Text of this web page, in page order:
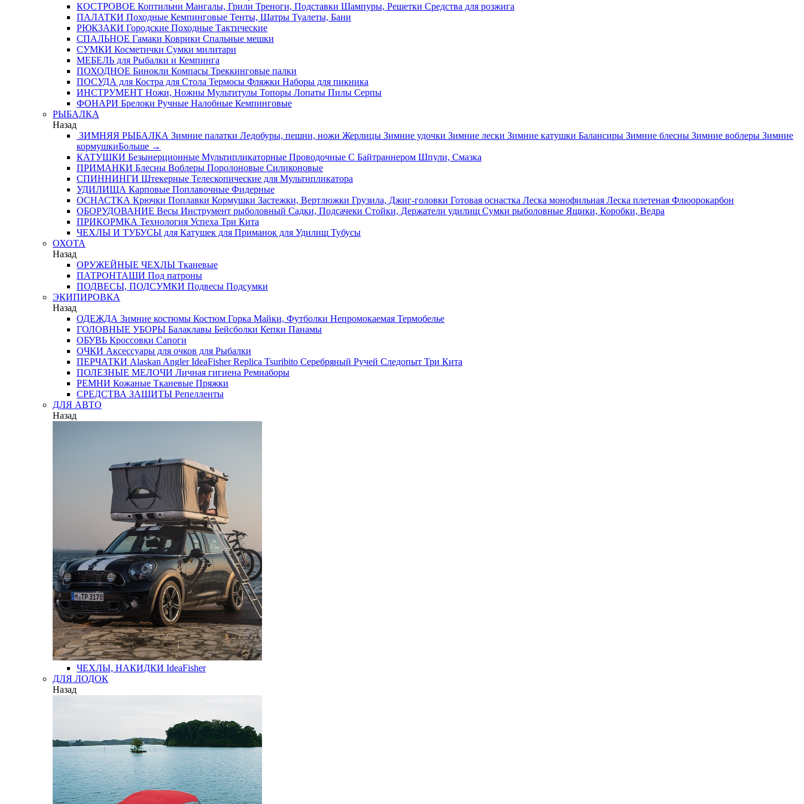
КОСТРОВОЕ Коптильни Мангалы, Грили Треноги, Подставки Шампуры, Решетки Средства для розжига
ПАЛАТКИ Походные Кемпинговые Тенты, Шатры Туалеты, Бани
РЮКЗАКИ Городские Походные Тактические
СПАЛЬНОЕ Гамаки Коврики Спальные мешки
СУМКИ Косметички Сумки милитари
МЕБЕЛЬ для Рыбалки и Кемпинга
ПОХОДНОЕ Бинокли Компасы Треккинговые палки
ПОСУДА для Костра для Стола Термосы Фляжки Наборы для пикника
ИНСТРУМЕНТ Ножи, Ножны Мультитулы Топоры Лопаты Пилы Серпы
ФОНАРИ Брелоки Ручные Налобные Кемпинговые
РЫБАЛКА
Назад
ЗИМНЯЯ РЫБАЛКА Зимние палатки Ледобуры, пешни, ножи Жерлицы Зимние удочки Зимние лески Зимние катушки Балансиры Зимние блесны Зимние воблеры Зимние
кормушкиБольше →
КАТУШКИ Безынерционные Мультипликаторные Проводочные С Байтраннером Шпули, Смазка
ПРИМАНКИ Блесны Воблеры Поролоновые Силиконовые
СПИННИНГИ Штекерные Телескопические для Мультипликатора
УДИЛИЩА Карповые Поплавочные Фидерные
ОСНАСТКА Крючки Поплавки Кормушки Застежки, Вертлюжки Грузила, Джиг-головки Готовая оснастка Леска монофильная Леска плетеная Флюорокарбон
ОБОРУДОВАНИЕ Весы Инструмент рыболовный Садки, Подсачеки Стойки, Держатели удилищ Сумки рыболовные Ящики, Коробки, Ведра
ПРИКОРМКА Технология Успеха Три Кита
ЧЕХЛЫ И ТУБУСЫ для Катушек для Приманок для Удилищ Тубусы
ОХОТА
Назад
ОРУЖЕЙНЫЕ ЧЕХЛЫ Тканевые
ПАТРОНТАШИ Под патроны
ПОДВЕСЫ, ПОДСУМКИ Подвесы Подсумки
ЭКИПИРОВКА
Назад
ОДЕЖДА Зимние костюмы Костюм Горка Майки, Футболки Непромокаемая Термобелье
ГОЛОВНЫЕ УБОРЫ Балаклавы Бейсболки Кепки Панамы
ОБУВЬ Кроссовки Сапоги
ОЧКИ Аксессуары для очков для Рыбалки
ПЕРЧАТКИ Alaskan AnglerIdeaFisherReplica Tsuribito Серебряный Ручей Следопыт Три Кита
ПОЛЕЗНЫЕ МЕЛОЧИ Личная гигиена Ремнаборы
РЕМНИ Кожаные Тканевые Пряжки
СРЕДСТВА ЗАЩИТЫ Репелленты
ДЛЯ АВТО
Назад
ЧЕХЛЫ, НАКИДКИ IdeaFisher
ДЛЯ ЛОДОК
Назад